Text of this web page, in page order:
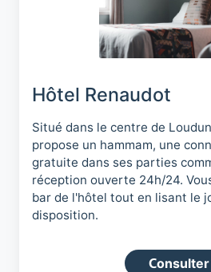
Hôtel Renaudot
Situé dans le centre de
propose un hammam, une
gratuite dans ses parties
réception ouverte 24h/24.
bar de l'hôtel tout en lisant le
disposition.
Consulter